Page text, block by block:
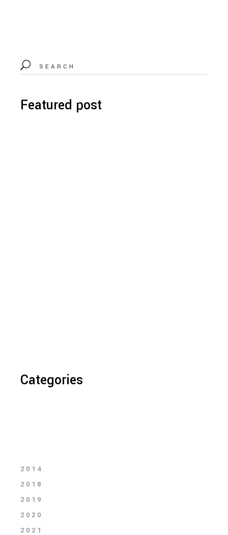
Featured post
Categories
2014
2018
2019
2020
2021